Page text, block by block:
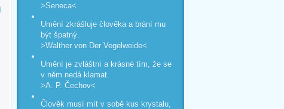
>Seneca<
Umění zkrášluje člověka a brání mu
být špatný.
>Walther von Der Vegelweide<
Umění je zvláštní a krásné tím, že se
v něm nedá klamat.
>A. P. Čechov<
Člověk musí mít v sobě kus krystalu,